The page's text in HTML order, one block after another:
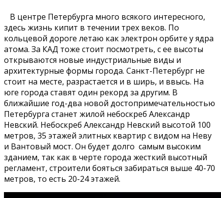
В центре Петербурга много всякого интересного,
здесь жизнь кипит в течении трех веков. По
кольцевой дороге летаю как электрон орбите у ядра
атома. За КАД тоже стоит посмотреть, с ее высоты
открываются новые индустриальные виды и
архитектурные формы города. Санкт-Петербург не
стоит на месте, разрастается и в ширь, и ввысь. На
юге города ставят один рекорд за другим. В
ближайшие год-два новой достопримечательностью
Петербурга станет жилой небоскреб Александр
Невский. Небоскреб Александр Невский высотой 100
метров, 35 этажей элитных квартир с видом на Неву
и Вантовый мост. Он будет долго самым высоким
зданием, так как в черте города жесткий высотный
регламент, строители бояться забираться выше 40-70
метров, то есть 20-24 этажей.